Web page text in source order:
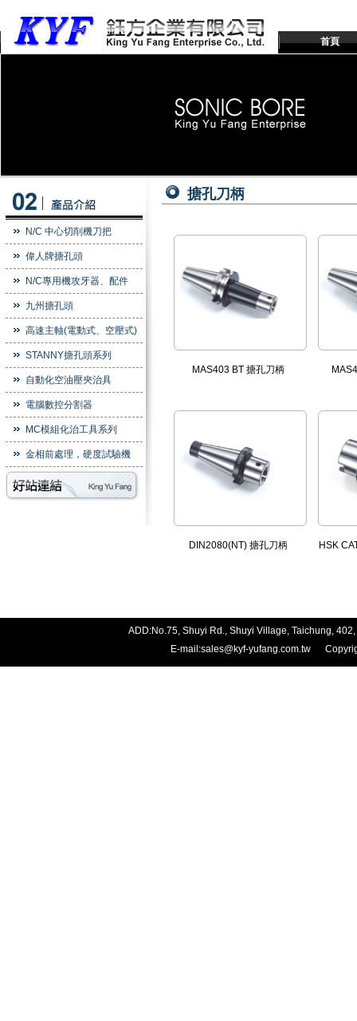
首頁
N/C 中心切削機刀把
偉人牌搪孔頭
N/C專用機攻牙器、配件
九州搪孔頭
高速主軸(電動式、空壓式)
STANNY搪孔頭系列
自動化空油壓夾治具
電腦數控分割器
MC模組化治工具系列
金相前處理，硬度試驗機
搪孔刀柄
MAS403 BT 搪孔刀柄
DIN2080(NT) 搪孔刀柄 HSK
ADD:No.75, Shuyi Rd., Shuyi Village, Taichung,
E-mail:sales@kyf-yufang.com.tw